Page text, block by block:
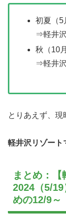
初夏（5
⇒軽井
秋（10
⇒軽井
とりあえず、現
軽井沢リゾート
まとめ：
2024（5/
めの12/9～